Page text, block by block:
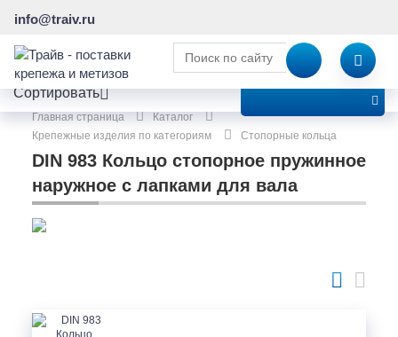
info@traiv.ru
Главная страница
Каталог
Крепежные изделия по категориям
Стопорные кольца
DIN 983 Кольцо стопорное пружинное
наружное с лапками для вала
Сортировать